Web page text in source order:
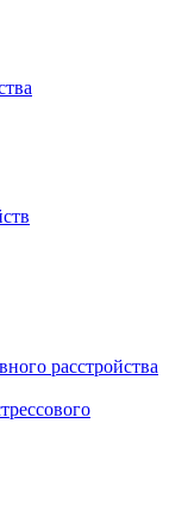
расстройства